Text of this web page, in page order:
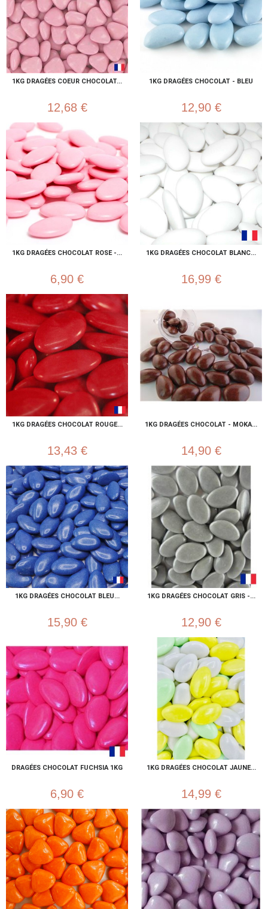
1KG DRAGÉES COEUR CHOCOLAT...
12,68 €
1KG DRAGÉES CHOCOLAT - BLEU
12,90 €
1KG DRAGÉES CHOCOLAT ROSE -...
6,90 €
1KG DRAGÉES CHOCOLAT BLANC...
16,99 €
1KG DRAGÉES CHOCOLAT ROUGE...
13,43 €
1KG DRAGÉES CHOCOLAT - MOKA...
14,90 €
1KG DRAGÉES CHOCOLAT BLEU...
15,90 €
1KG DRAGÉES CHOCOLAT GRIS -...
12,90 €
DRAGÉES CHOCOLAT FUCHSIA 1KG
6,90 €
1KG DRAGÉES CHOCOLAT JAUNE...
14,99 €